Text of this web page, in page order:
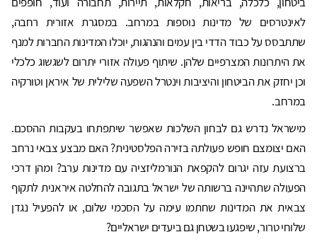
לאינטרסים של מדינות נוספות במרחב. במסגרת אזורית רחבה,
שתתבסס על כבוד הדדי בין עמים והנהגות, יוכלו המדינות החברות למנף
את היתרונות המצרפיים שלהן. שיתוף פעולה אזורי יתרום לשגשוג כלכלי
וכן יחזק את הביטחון והיציבות וינטרל השפעה שלילית של איראן וטורקיה
במרחב.
מישראל נדרש גם לבחון השלכות שאפשר שיתפתחו בעקבות ההסכם.
האם יצומצם חופש פעולתה בזירה הפלסטינית? האם מבצע צבאי נרחב
ברצועת עזה יגרום להקפאת הנורמליזציה עם מדינות ערב? ומהן דרכי
הפעולה שתהיינה ברשותה של ישראל בתגובה להחלטה איראנית לתקוף
צבאית את המדינות שחתמו עימה על הסכמי שלום, או להפעיל נגדן
שלוחי טרור, שיפגעו בשטחן גם ביעדים ישראליים?